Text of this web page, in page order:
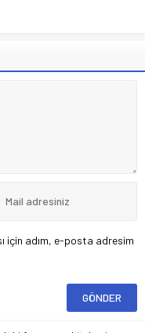
için adım, e-posta adresim